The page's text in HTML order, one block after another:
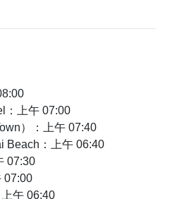
：上午 07:00
）：上午 07:40
Beach：上午 06:40
07:30
07:00
午 06:40